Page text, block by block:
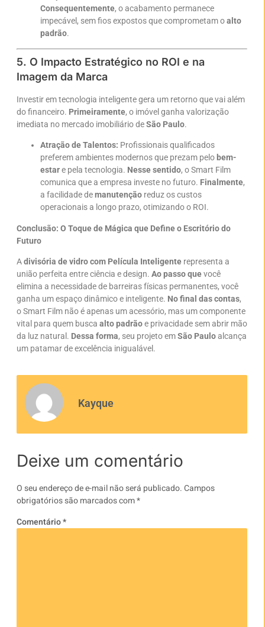
Consequentemente, o acabamento permanece
impecável, sem fios expostos que comprometam oalto
padrão.
5. O Impacto Estratégico no ROI e na
Imagem da Marca
Investir em tecnologia inteligente gera um retorno que vai além
do financeiro. Primeiramente, o imóvel ganha valorização
imediata no mercado imobiliário deSão Paulo.
Atração de Talentos: Profissionais qualificados
preferem ambientes modernos que prezam pelo bem-
estare pela tecnologia. Nesse sentido, o Smart Film
comunica que a empresa investe no futuro. Finalmente,
a facilidade demanutenção reduz os custos
operacionais a longo prazo, otimizando o ROI.
Conclusão: O Toque de Mágica que Define o Escritório do
Futuro
Adivisória de vidro com Película Inteligente representa a
união perfeita entre ciência e design. Ao passo quevocê
elimina a necessidade de barreiras físicas permanentes, você
ganha um espaço dinâmico e inteligente. No final das contas,
o Smart Film não é apenas um acessório, mas um componente
vital para quem busca alto padrãoe privacidade sem abrir mão
da luz natural. Dessa forma, seu projeto emSão Pauloalcança
um patamar de excelência inigualável.
Kayque
Deixe um comentário
O seu endereço de e-mail não será publicado.Campos
obrigatórios são marcados com*
Comentário*